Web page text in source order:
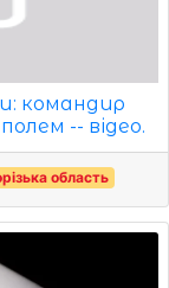
командир
-- відео.
область